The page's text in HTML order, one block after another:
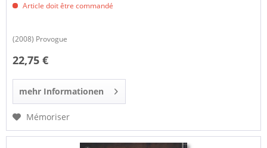
Article doit être commandé
(2008) Provogue
22,75 €
mehr Informationen
Mémoriser